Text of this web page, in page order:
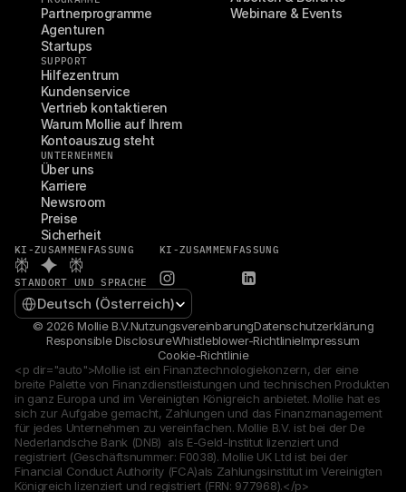
Partnerprogramme
Agenturen
Startups
SUPPORT
Hilfezentrum
Kundenservice
Vertrieb kontaktieren
Warum Mollie auf Ihrem
Kontoauszug steht
UNTERNEHMEN
Über uns
Karriere
Newsroom
Preise
Sicherheit
Webinare & Events
KI-ZUSAMMENFASSUNG KI-ZUSAMMENFASSUNG
STANDORT UND SPRACHE
Select Language
Deutsch (Österreich)
© 2026 Mollie B.V.NutzungsvereinbarungDatenschutzerklärung
Responsible DisclosureWhistleblower-RichtlinieImpressum
Cookie-Richtlinie
<p dir="auto">Mollie ist ein Finanztechnologiekonzern, der eine
breite Palette von Finanzdienstleistungen und technischen Produkten
in ganz Europa und im Vereinigten Königreich anbietet. Mollie hat es
sich zur Aufgabe gemacht, Zahlungen und das Finanzmanagement
für jedes Unternehmen zu vereinfachen. Mollie B.V. ist bei der De
Nederlandsche Bank (DNB)  als E-Geld-Institut lizenziert und
registriert (Geschäftsnummer: F0038). Mollie UK Ltd ist bei der
Financial Conduct Authority (FCA)als Zahlungsinstitut im Vereinigten
Königreich lizenziert und registriert (FRN: 977968).</p>